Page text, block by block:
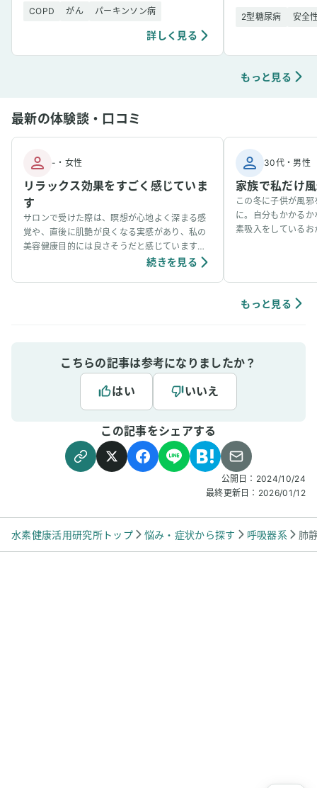
COPD
がん パーキンソン病
詳しく見る
2型糖尿病 安全
もっと見る
最新の体験談・口コミ
- ・ 女性
リラックス効果をすごく感じていま
す
サロンで受けた際は、瞑想が心地よく深まる感
覚や、直後に肌艶が良くなる実感があり、私の
美容健康目的には良さそうだと感じています。
個人の感想ではありますが、吸入中は、脳波が
続きを見る
30代・男性
家族で私だけ
この冬に子供が風
に。自分もかかる
素吸入をしている
もっと見る
こちらの記事は参考になりましたか？
はい
いいえ
この記事をシェアする
公開日： 2024/10/24
最終更新日： 2026/01/12
水素健康活用研究所トップ 悩み・症状から探す 呼吸器系 肺